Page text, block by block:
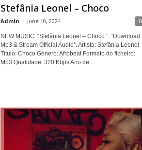
Stefânia Leonel – Choco
Admin - June 10, 2024 0
NEW MUSIC: “Stefânia Leonel – Choco ”. “Download
Mp3 & Stream Official Audio”. Artista: Stefânia Leonel
Título: Choco Género: Afrobeat Formato do ficheiro:
Mp3 Qualidade: 320 Kbps Ano de...